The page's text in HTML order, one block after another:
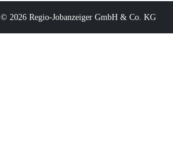
© 2026 Regio-Jobanzeiger GmbH & Co. KG